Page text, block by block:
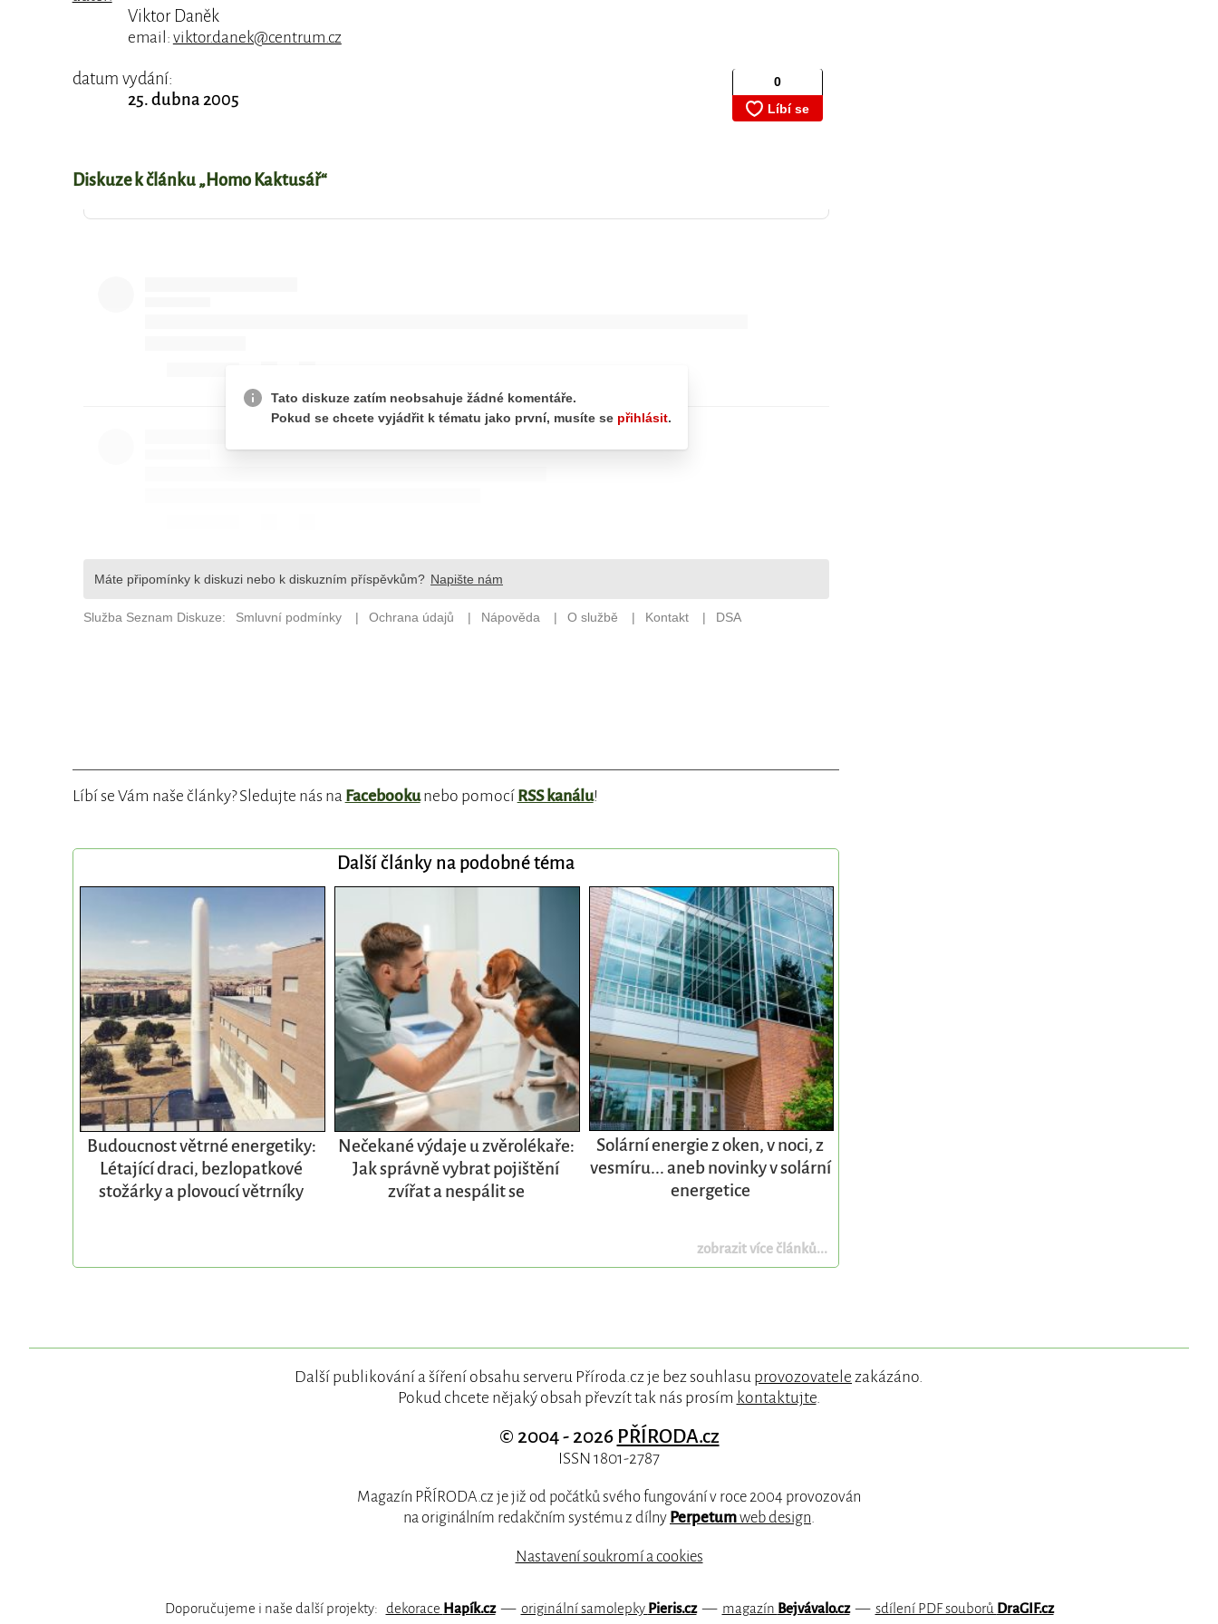
Viktor Daněk
email: viktor.danek@centrum.cz
datum vydání:
25. dubna 2005
Diskuze k článku „Homo Kaktusář“
Líbí se Vám naše články? Sledujte nás na Facebookunebo pomocí RSS kanálu!
Další články na podobné téma
Budoucnost větrné energetiky:
Létající draci, bezlopatkové
stožárky a plovoucí větrníky
Nečekané výdaje u zvěrolékaře:
Jak správně vybrat pojištění
zvířat a nespálit se
Solární energie z oken, v noci, z
vesmíru... aneb novinky v solární
energetice
zobrazit více článků...
Další publikování a šíření obsahu serveru Příroda.cz je bez souhlasu provozovatele zakázáno.
Pokud chcete nějaký obsah převzít tak nás prosím kontaktujte.
© 2004 - 2026 PŘÍRODA.cz
ISSN 1801-2787
Magazín PŘÍRODA.cz je již od počátků svého fungování v roce 2004 provozován
na originálním redakčním systému z dílny Perpetumweb design.
Nastavení soukromí a cookies
Doporučujeme i naše další projekty: dekorace Hapík.cz— originální samolepky Pieris.cz— magazín Bejvávalo.cz— sdílení PDF souborů DraGIF.cz